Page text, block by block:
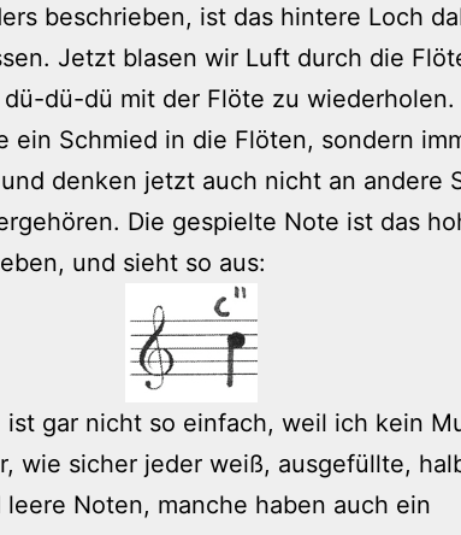
beschrieben, ist das hintere Loch
Jetzt blasen wir Luft durch die
dü-dü mit der Flöte zu wiederholen.
ein Schmied in die Flöten, sondern
denken jetzt auch nicht an andere
Die gespielte Note ist das
und sieht so aus:
ist gar nicht so einfach, weil ich kein
wie sicher jeder weiß, ausgefüllte,
Noten, manche haben auch ein